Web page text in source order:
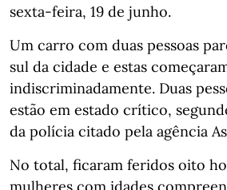
sexta-feira, 19 de junho.
Um carro com duas pessoas
sul da cidade e estas
indiscriminadamente. Duas
estão em estado crítico,
da polícia citado pela agência
No total, ficaram feridos oito
mulheres com idades